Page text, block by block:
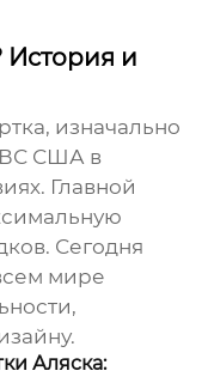
История и
изначально
США в
Главной
Сегодня
мире
Аляска: